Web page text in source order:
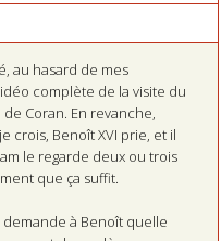
au hasard de mes
complète de la visite du
Coran. En revanche,
crois, Benoît XVI prie, et il
le regarde deux ou trois
que ça suffit.
à Benoît quelle